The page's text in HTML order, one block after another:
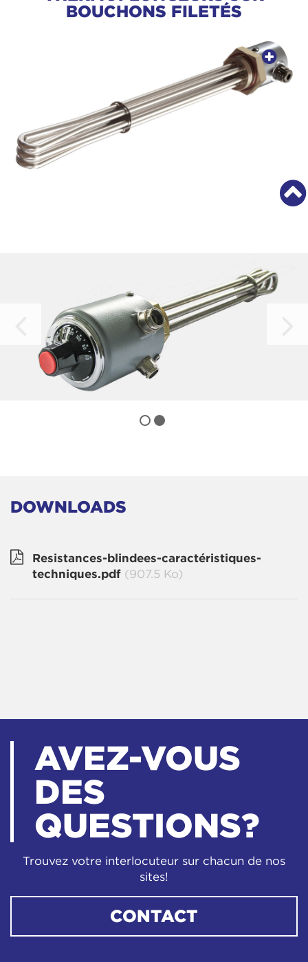
BOUCHONS FILETÉS
DOWNLOADS
Resistances-blindees-caractéristiques-
techniques.pdf (907.5 Ko)
AVEZ-VOUS
DES
QUESTIONS?
Trouvez votre interlocuteur sur chacun de nos
sites!
CONTACT